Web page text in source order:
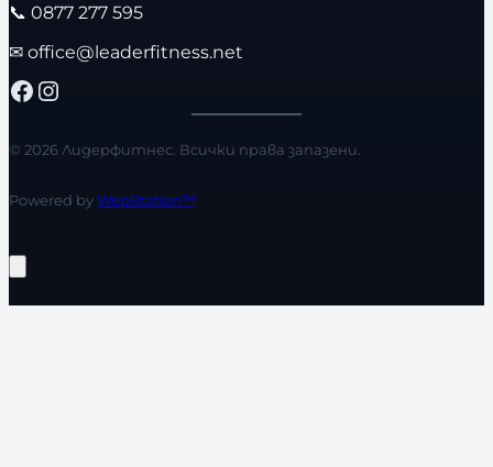
📞 0877 277 595
✉ office@leaderfitness.net
Facebook Instagram
© 2026 Лидерфитнес. Всички права запазени.
Powered byWebStation™